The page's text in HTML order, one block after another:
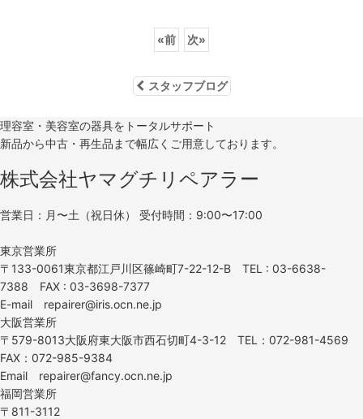
«前 次»
スタッフブログ
理容室・美容室の器具をトータルサポート
新品から中古・再生品まで幅広くご用意しております。
株式会社ヤマグチリペアラー
営業日：月〜土（祝日休） 受付時間：9:00〜17:00
東京営業所
〒133-0061東京都江戸川区篠崎町7-22-12-B TEL : 03-6638-
7388 FAX : 03-3698-7377
E-mail repairer@iris.ocn.ne.jp
大阪営業所
〒579-8013大阪府東大阪市西石切町4-3-12 TEL：072-981-4569
FAX：072-985-9384
Email repairer@fancy.ocn.ne.jp
福岡営業所
〒811-3112